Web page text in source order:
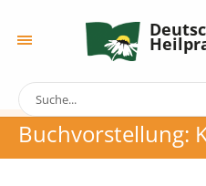
Buchvorstellung: